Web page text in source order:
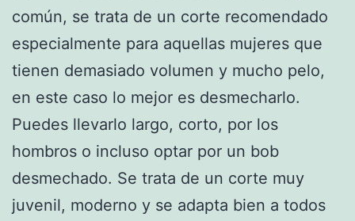
común, se trata de un corte recomendado
especialmente para aquellas mujeres que
tienen demasiado volumen y mucho pelo,
en este caso lo mejor es desmecharlo.
Puedes llevarlo largo, corto, por los
hombros o incluso optar por un bob
desmechado. Se trata de un corte muy
juvenil, moderno y se adapta bien a todos